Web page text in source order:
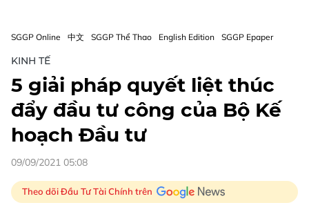
SGGP Online 中文 SGGP Thể Thao English Edition SGGP Epaper
KINH TẾ
5 giải pháp quyết liệt thúc
đẩy đầu tư công của Bộ Kế
hoạch Đầu tư
09/09/2021 05:08
Theo dõi Đầu Tư Tài Chính trên